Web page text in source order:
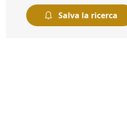
Salva la ricerca